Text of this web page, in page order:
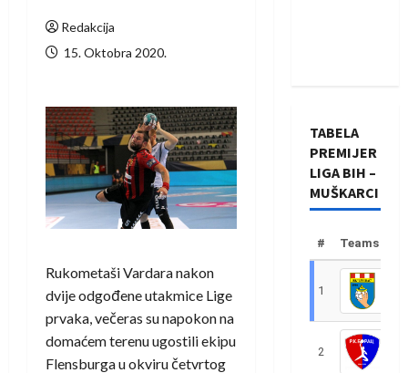
Redakcija
15. Oktobra 2020.
Rukometaši Vardara nakon
dvije odgođene utakmice Lige
prvaka, večeras su napokon na
domaćem terenu ugostili ekipu
Flensburga u okviru četvrtog
TABELA
PREMIJER
LIGA BIH –
MUŠKARCI
# Teams
1
2